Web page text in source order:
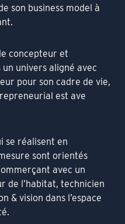
son business model à
concepteur et
univers aligné avec
pour son cadre de vie,
est ave
se réalisent en
sont orientés
avec un
de l’habitat, technicien
& vision dans l’espace